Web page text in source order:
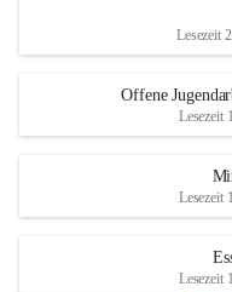
Lesezeit
Offene
Lesezeit
Lesezeit
Lesezeit